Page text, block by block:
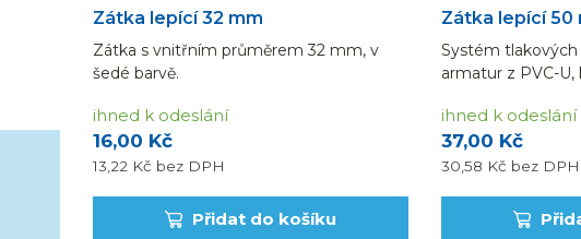
Zátka lepící 32 mm
Zátka s vnitřním průměrem 32 mm, v
šedé barvě.
16,00 Kč
13,22 Kč bez DPH
ihned k odeslání
Přidat do košíku
Zátka lepící 50
Systém
armatur z PVC-
spojů. Výhodou je
i montáž, tak
potrubních dílů.
37,00 Kč
30,58 Kč bez DPH
ihned k odeslání